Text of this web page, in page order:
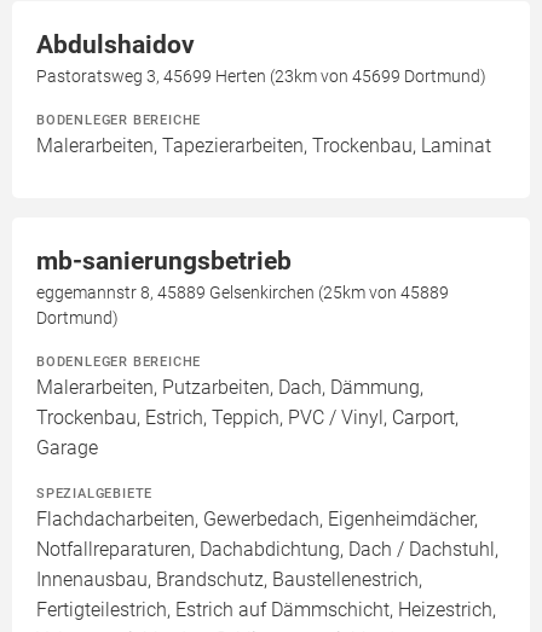
Abdulshaidov
Pastoratsweg 3, 45699 Herten (23km von 45699 Dortmund)
BODENLEGER BEREICHE
Malerarbeiten, Tapezierarbeiten, Trockenbau, Laminat
mb-sanierungsbetrieb
eggemannstr 8, 45889 Gelsenkirchen (25km von 45889
Dortmund)
BODENLEGER BEREICHE
Malerarbeiten, Putzarbeiten, Dach, Dämmung,
Trockenbau, Estrich, Teppich, PVC / Vinyl, Carport,
Garage
SPEZIALGEBIETE
Flachdacharbeiten, Gewerbedach, Eigenheimdächer,
Notfallreparaturen, Dachabdichtung, Dach / Dachstuhl,
Innenausbau, Brandschutz, Baustellenestrich,
Fertigteilestrich, Estrich auf Dämmschicht, Heizestrich,